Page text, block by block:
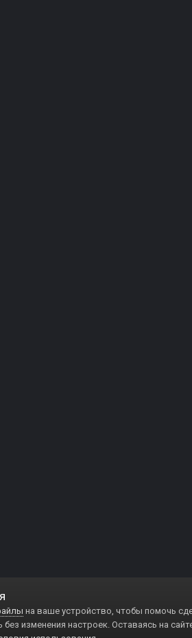
на ваше устройство, чтобы помочь
изменения настроек. Оставаясь на